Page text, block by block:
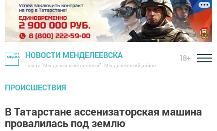
НОВОСТИ МЕНДЕЛЕЕВСКА
Газета "Менделеевские новости" - Менделеевский район
18+
ПРОИСШЕСТВИЯ
В Татарстане ассенизаторская машина
провалилась под землю